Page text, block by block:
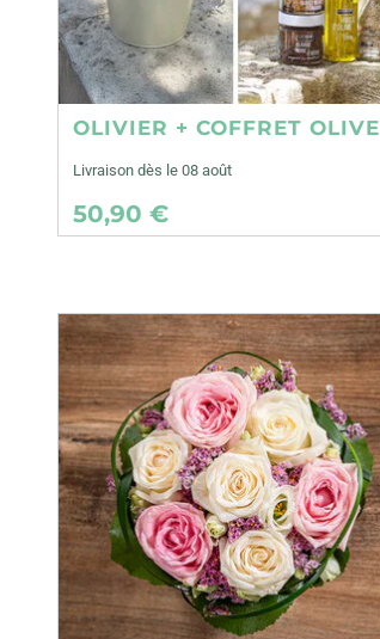
OLIVIER + COFFRET OLIVE
Livraison dès le 08 août
50,90 €